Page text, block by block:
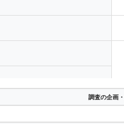
調査の企画